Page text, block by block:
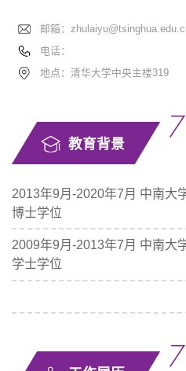
邮箱：
电话：
地点：清华大学中央主楼319
教育背景
2013年9月-2020年7月 中南大
博士学位
2009年9月-2013年7月 中南大
学士学位